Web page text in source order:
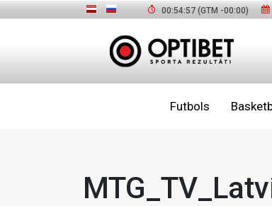
00:54:58 (GTM -00:00)
Futbols